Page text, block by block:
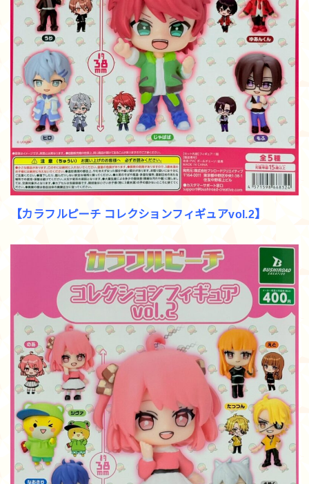
【カラフルピーチ コレクションフィギュアvol.2】